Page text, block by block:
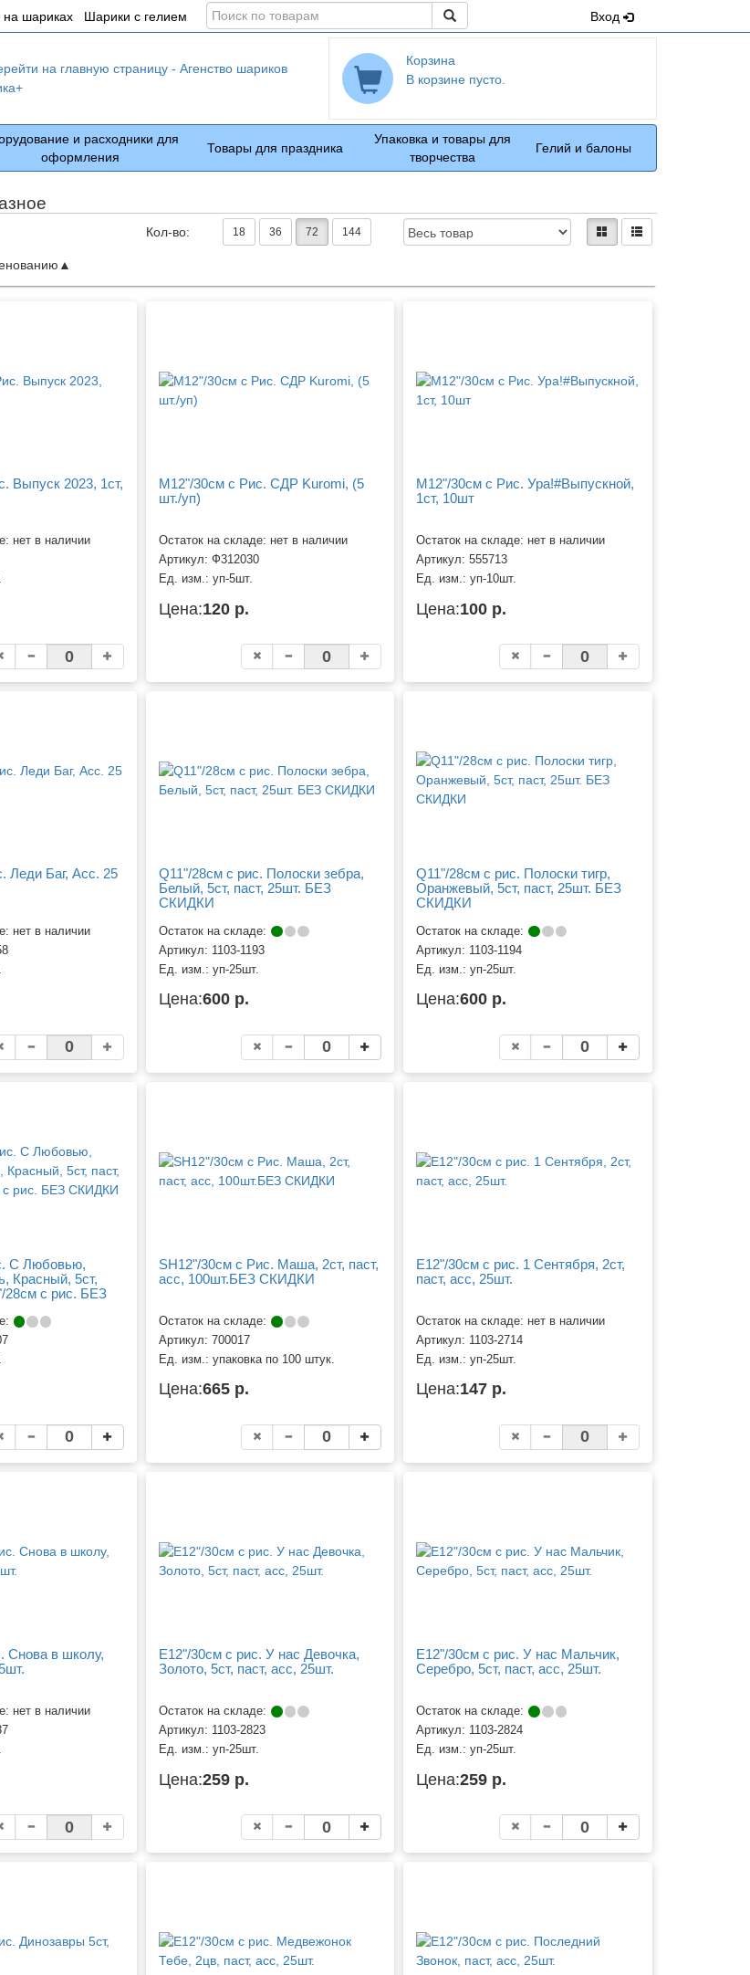
на шариках Шарики с гелием
Поиск
товарам
Вход
Корзина
В корзине пусто.
и расходники для
оформления
Товары для праздника
Упаковка и товары для
творчества
Гелий и балоны
Кол-во: 18 36 72 144
Доступность: Вид:плиткамирядами
Выпуск 2023, 1ст,
нет в наличии
M12"/30см с Рис. СДР Kuromi, (5
шт./уп)
Остаток на складе: нет в наличии
Артикул: Ф312030
Ед. изм.: уп-5шт.
Цена:120 р.
M12"/30см с Рис. Ура!#Выпускной,
1ст, 10шт
Остаток на складе: нет в наличии
Артикул:555713
Ед. изм.:уп-10шт.
Цена:100 р.
Леди Баг, Асс. 25
нет в наличии
Q11"/28см с рис. Полоски зебра,
Белый, 5ст, паст, 25шт. БЕЗ
СКИДКИ
Остаток на складе:
Артикул: 1103-1193
Ед. изм.: уп-25шт.
Цена:600 р.
Q11"/28см с рис. Полоски тигр,
Оранжевый, 5ст, паст, 25шт. БЕЗ
СКИДКИ
Остаток на складе:
Артикул: 1103-1194
Ед. изм.:уп-25шт.
Цена:600 р.
С Любовью,
Красный, 5ст,
28см с рис. БЕЗ
SH12"/30см с Рис. Маша, 2ст, паст,
асс, 100шт.БЕЗ СКИДКИ
Остаток на складе:
Артикул: 700017
Ед. изм.: упаковка по 100 штук.
Цена:665 р.
Е12"/30см с рис. 1 Сентября, 2ст,
паст, асс, 25шт.
Остаток на складе: нет в наличии
Артикул: 1103-2714
Ед. изм.:уп-25шт.
Цена:147 р.
Снова в школу,
нет в наличии
Е12"/30см с рис. У нас Девочка,
Золото, 5ст, паст, асс, 25шт.
Остаток на складе:
Артикул: 1103-2823
Ед. изм.: уп-25шт.
Цена:259 р.
Е12"/30см с рис. У нас Мальчик,
Серебро, 5ст, паст, асс, 25шт.
Остаток на складе:
Артикул: 1103-2824
Ед. изм.:уп-25шт.
Цена:259 р.